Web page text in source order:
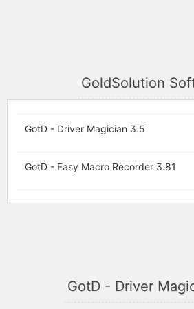
GoldSolution
GotD - Driver Magician 3.5
GotD - Easy Macro Recorder 3.81
GotD - Driver